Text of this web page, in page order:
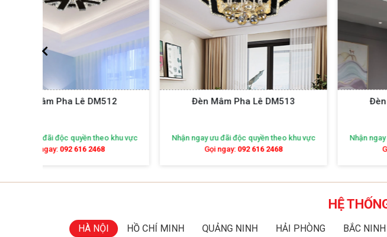
Đèn Mâm Pha Lê DM513
Nhận ngay ưu đãi độc quyền theo khu vực
Gọi ngay:
Đèn Mâm Pha Lê DM514
Nhận ngay ưu đãi độc quyền theo khu vực
Gọi ngay:
HỆ
HÀ NỘI HỒ CHÍ MINH QUẢNG NINH HẢI PHÒNG BẮC NINH